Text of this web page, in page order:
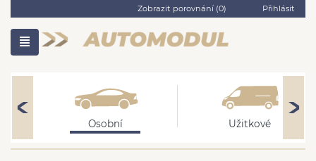
Zobrazit porovnání (0) Přihlásit
Osobní Užitkové